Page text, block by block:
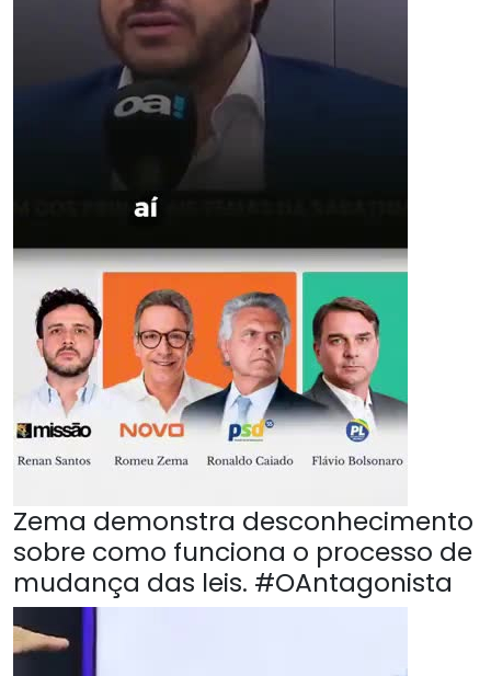
Zema demonstra desconhecimento
sobre como funciona o processo de
mudança das leis. #OAntagonista